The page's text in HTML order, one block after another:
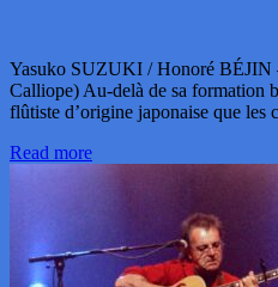
Yasuko SUZUKI / Honoré BÉJIN
Calliope) Au-delà de sa formation
flûtiste d’origine japonaise que les
Read more